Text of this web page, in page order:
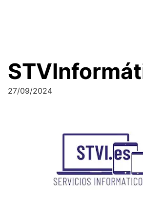
27/09/2024